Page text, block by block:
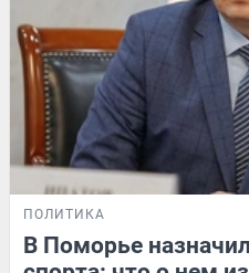
ПОЛИТИКА
В Поморье